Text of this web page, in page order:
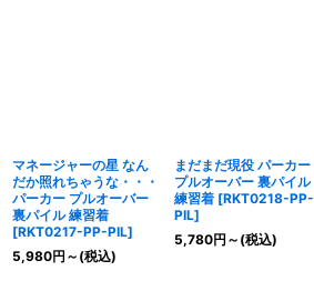
マネージャーの星 なん
だか照れちゃうな・・・
パーカー プルオーバー
裏パイル 練習着
[RKT0217-PP-PIL]
5,980円 ～ (税込)
まだまだ現役 パーカー
プルオーバー 裏パイル
練習着 [RKT0218-PP-
PIL]
5,780円 ～ (税込)